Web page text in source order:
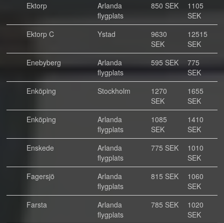
Ektorp
Arlanda
flygplats
850 SEK
1105
SEK
Ektorp C
Ystad
9630
SEK
12515
SEK
Enebyberg
Arlanda
flygplats
595 SEK
775
SEK
Enköping
Stockholm
1270
SEK
1655
SEK
Enköping
Arlanda
flygplats
1085
SEK
1410
SEK
Enskede
Arlanda
flygplats
775 SEK
1010
SEK
Fagersjö
Arlanda
flygplats
815 SEK
1060
SEK
Farsta
Arlanda
flygplats
785 SEK
1020
SEK